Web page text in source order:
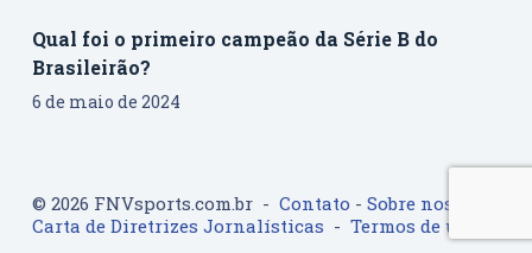
Qual foi o primeiro campeão da Série B do
Brasileirão?
6 de maio de 2024
© 2026 FNVsports.com.br - Contato - Sobre nos
Carta de Diretrizes Jornalísticas - Termos de uso